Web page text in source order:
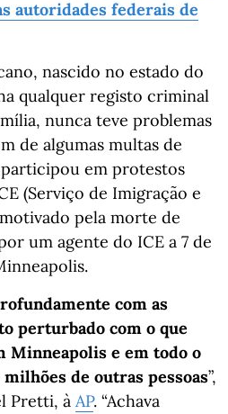
autoridades federais de
nascido no estado do
qualquer registo criminal
nunca teve problemas
de algumas multas de
em protestos
(Serviço de Imigração e
pela morte de
um agente do ICE a 7 de
com as
perturbado com o que
Minneapolis e em todo o
de outras pessoas”,
Pretti, à AP. “Achava